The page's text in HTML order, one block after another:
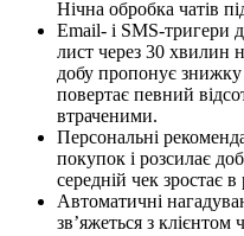
Нічна обробка чатів
Email- і SMS-тригери
лист через 30 хвилин
добу пропонує знижку
повертає певний
втраченими.
Персональні
покупок і розсилає
середній чек зростає в
Автоматичні
зв’яжеться з